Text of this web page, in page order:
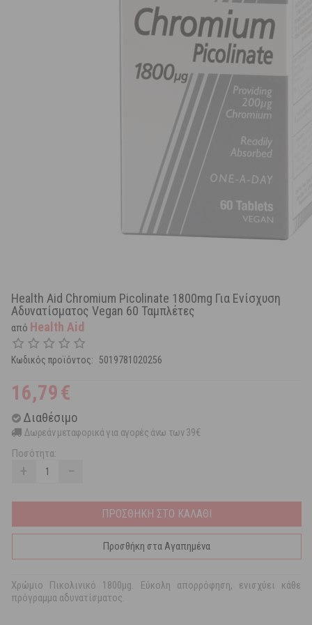
Health Aid Chromium Picolinate 1800mg Για Ενίσχυση
Αδυνατίσματος Vegan 60 Ταμπλέτες
από Health Aid
Κωδικός προϊόντος: 5019781020256
16,79€
Διαθέσιμο
Δωρεάν μεταφορικά για αγορές άνω των 39€
Ποσότητα:
+ −
ΠΡΟΣΘΗΚΗ ΣΤΟ ΚΑΛΑΘΙ
Προσθήκη στα Αγαπημένα
Χρώμιο Πικολινικό 1800μg. Εύκολη απορρόφηση, ενισχύει κάθε
πρόγραμμα αδυνατίσματος.